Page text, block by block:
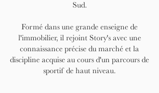
Sud.
Formé dans une grande enseigne de
l'immobilier, il rejoint Story's avec une
connaissance précise du marché et la
discipline acquise au cours d'un parcours de
sportif de haut niveau.